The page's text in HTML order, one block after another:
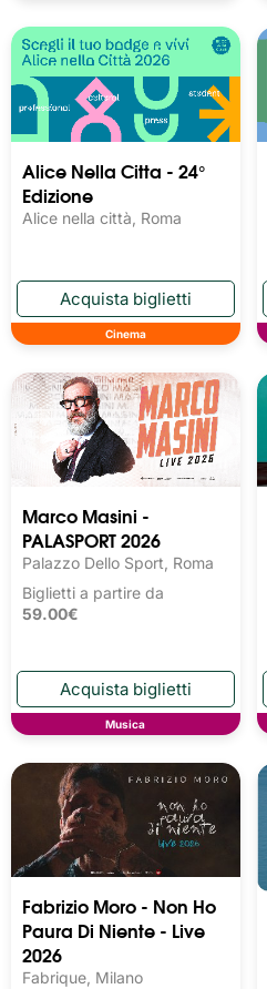
Alice Nella Citta - 24°
Edizione
Alice nella città, Roma
Cinema
Marco Masini -
PALASPORT 2026
Palazzo Dello Sport, Roma
Biglietti a partire da
59.00€
Musica
Fabrizio Moro - Non Ho
Paura Di Niente - Live
2026
Fabrique, Milano